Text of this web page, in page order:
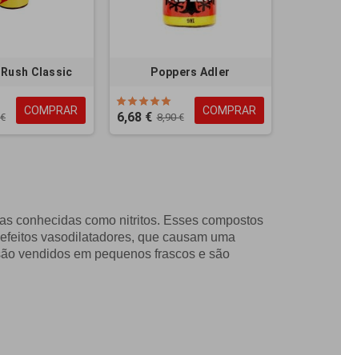
Classic
COMPRAR
Poppers Adler
6,68 € 8,90 €
COMPRAR
conhecidas como nitritos. Esses compostos
vasodilatadores, que causam uma
vendidos em pequenos frascos e são